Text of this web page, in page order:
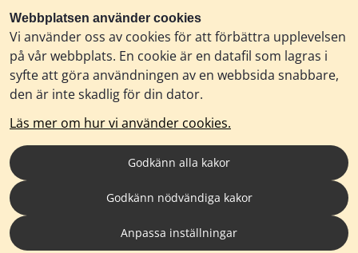
Webbplatsen använder cookies
Vi använder oss av cookies för att förbättra upplevelsen
på vår webbplats. En cookie är en datafil som lagras i
syfte att göra användningen av en webbsida snabbare,
den är inte skadlig för din dator.
Läs mer om hur vi använder cookies.
Godkänn alla kakor
Godkänn nödvändiga kakor
Anpassa inställningar